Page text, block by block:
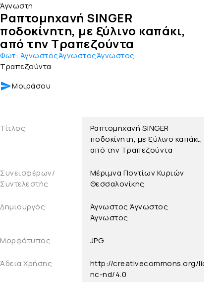
Άγνωστη
Ραπτομηχανή SINGER
ποδοκίνητη, με ξύλινο καπάκι,
από την Τραπεζούντα
Φωτ: ΆγνωστοςΆγνωστοςΆγνωστος
Τραπεζούντα
Μοιράσου
Τίτλος
Ραπτομηχανή SINGER
ποδοκίνητη, με ξύλινο καπάκι,
από την Τραπεζούντα
Συνεισφέρων/
Συντελεστής
Μέριμνα Ποντίων Κυριών
Θεσσαλονίκης
Δημιουργός Άγνωστος Άγνωστος
Άγνωστος
Μορφότυπος JPG
Άδεια Χρήσης
http://creativecommons.org/
nc-nd/4.0